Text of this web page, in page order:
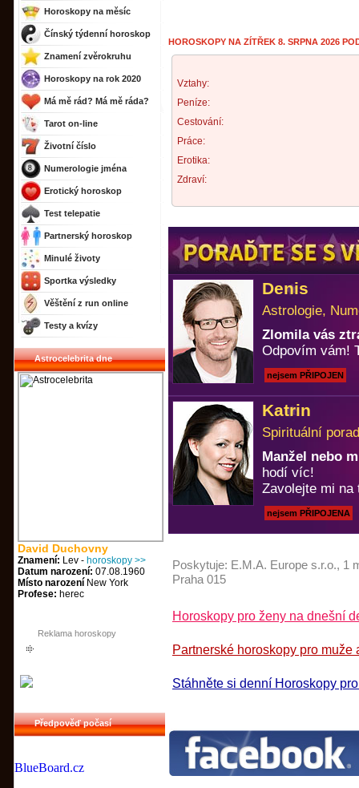
Horoskopy na měsíc
Čínský týdenní horoskop
Znamení zvěrokruhu
Horoskopy na rok 2020
Má mě rád? Má mě ráda?
Tarot on-line
Životní číslo
Numerologie jména
Erotický horoskop
Test telepatie
Partnerský horoskop
Minulé životy
Sportka výsledky
Věštění z run online
Testy a kvízy
Astrocelebrita dne
David Duchovny
Znamení: Lev - horoskopy >>
Datum narození: 07.08.1960
Místo narození New York
Profese: herec
Reklama horoskopy
Předpověď počasí
BlueBoard.cz
HOROSKOPY NA ZÍTŘEK 8. SRPNA 2026
Vztahy:
Peníze:
Cestování:
Práce:
Erotika:
Zdraví:
Denis
Astrologie,
Zlomila vás
Odpovím vám!
nejsem PŘIPOJEN
Katrin
Spirituální
Manžel nebo
hodí víc!
Zavolejte mi
nejsem PŘIPOJENA
Poskytuje: E.M.A. Europe s.r.o., 1
Praha 015
Horoskopy pro ženy na dnešní
Partnerské horoskopy pro muže
Stáhněte si denní Horoskopy